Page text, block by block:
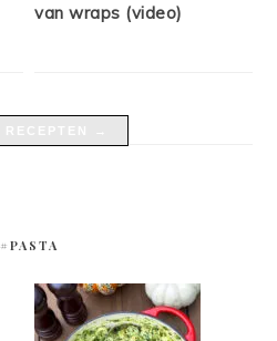
van wraps (video)
#PASTA